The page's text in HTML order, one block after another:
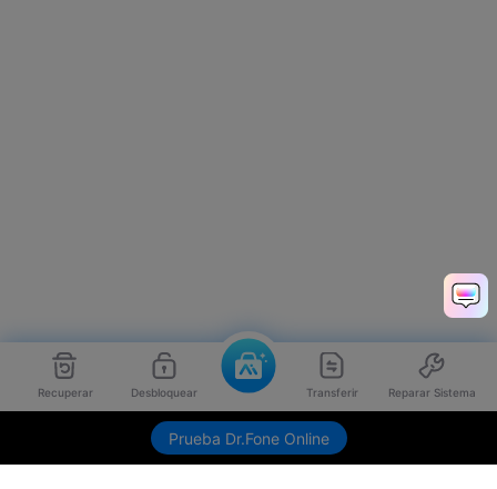
Recuperar Desbloquear Transferir Reparar Sistema
Prueba Dr.Fone Online